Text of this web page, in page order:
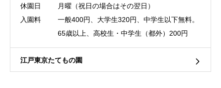
休園日
月曜（祝日の場合はその翌日）
入園料
一般400円、大学生320円、中学生以下無料。
65歳以上、高校生・中学生（都外）200円
江戸東京たてもの園